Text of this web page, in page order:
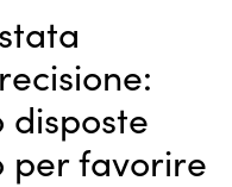
disposte
per favorire